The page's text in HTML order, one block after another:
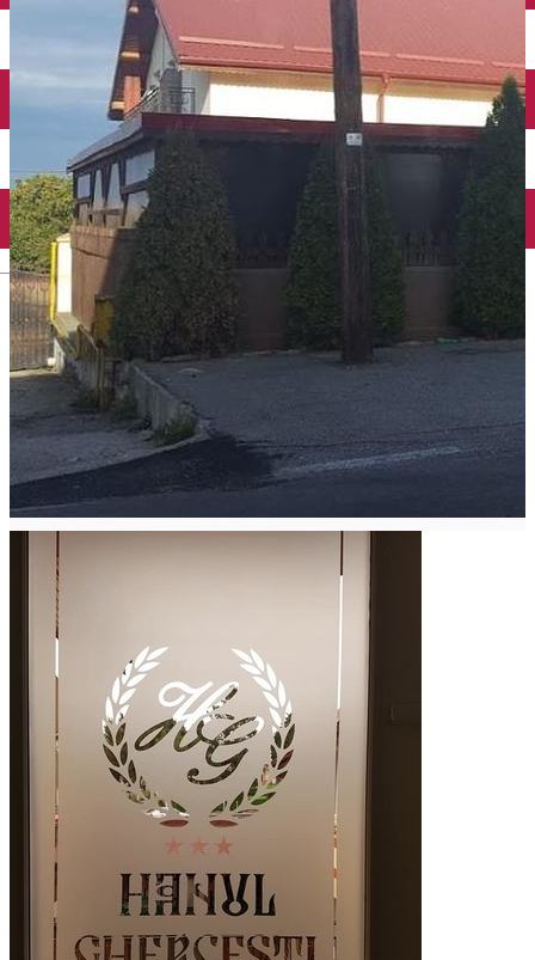
English
Închirieri auto
Închirieri biciclete
Taxi
Încărcare vehicule electrice